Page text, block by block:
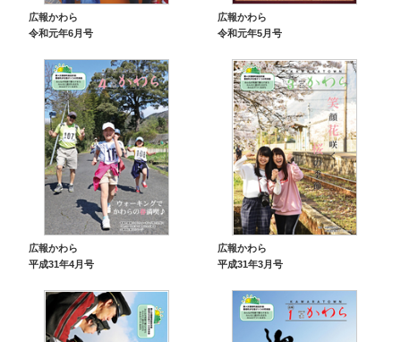
広報かわら
令和元年6月号
広報かわら
令和元年5月号
広報かわら
平成31年4月号
広報かわら
平成31年3月号